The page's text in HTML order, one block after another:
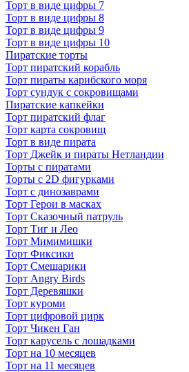
Торт в виде цифры 7
Торт в виде цифры 8
Торт в виде цифры 9
Торт в виде цифры 10
Пиратские торты
Торт пиратский корабль
Торт пираты карибского моря
Торт сундук с сокровищами
Пиратские капкейки
Торт пиратский флаг
Торт карта сокровищ
Торт в виде пирата
Торт Джейк и пираты Нетландии
Торты с пиратами
Торты с 2D фигурками
Торт с динозаврами
Торт Герои в масках
Торт Сказочный патруль
Торт Тиг и Лео
Торт Мимимишки
Торт Фиксики
Торт Смешарики
Торт Angry Birds
Торт Деревяшки
Торт куроми
Торт цифровой цирк
Торт Чикен Ган
Торт карусель с лошадками
Торт на 10 месяцев
Торт на 11 месяцев